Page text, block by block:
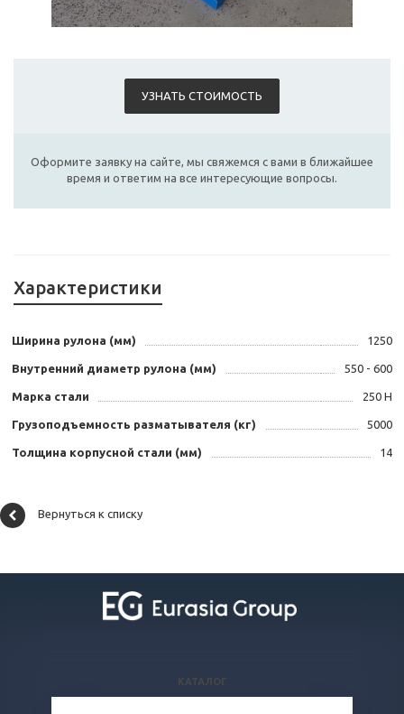
УЗНАТЬ СТОИМОСТЬ
Оформите заявку на сайте, мы свяжемся с вами в ближайшее
время и ответим на все интересующие вопросы.
Характеристики
Ширина рулона (мм) 1250
Внутренний диаметр рулона (мм) 550 - 600
Марка стали 250 Н
Грузоподъемность разматывателя (кг) 5000
Толщина корпусной стали (мм) 14
Вернуться к списку
КАТАЛОГ